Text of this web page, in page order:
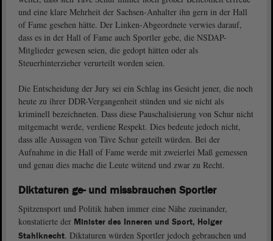
und eine klare Mehrheit der Sachsen-Anhalter ihn gern in der Hall
of Fame gesehen hätte. Der Linken-Abgeordnete verwies darauf,
dass es in der Hall of Fame auch Sportler gebe, die NSDAP-
Mitglieder gewesen seien, die gedopt hätten oder als
Steuerhinterzieher verurteilt worden seien.
Die Entscheidung der Jury sei ein Schlag ins Gesicht jener, die noch
heute zu ihrer DDR-Vergangenheit stünden und sie nicht als
kriminell bezeichneten. Dass diese Pauschalisierung von Schur nicht
mitgemacht werde, verdiene Respekt. Dies bedeute jedoch nicht,
dass alle Aussagen von Täve Schur geteilt würden. Bei der
Aufnahme in die Hall of Fame werde mit zweierlei Maß gemessen
und genau dies mache die Leute wütend und zwar zu Recht.
Diktaturen ge- und missbrauchen Sportler
Spitzensport und Politik haben immer eine Nähe zueinander,
konstatierte der Minister des Inneren und Sport, Holger
Stahlknecht. Diktaturen würden Sportler jedoch gebrauchen und